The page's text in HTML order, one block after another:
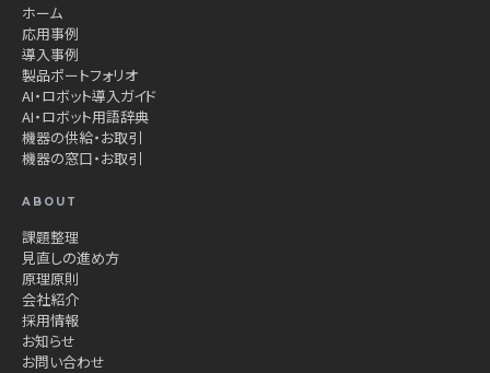
ホーム
応用事例
導入事例
製品ポートフォリオ
AI・ロボット導入ガイド
AI・ロボット用語辞典
機器の供給・お取引
機器の窓口・お取引
ABOUT
課題整理
見直しの進め方
原理原則
会社紹介
採用情報
お知らせ
お問い合わせ